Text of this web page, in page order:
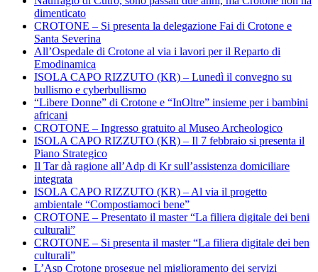
dimenticato
CROTONE – Si presenta la delegazione Fai di Crotone e
Santa Severina
All’Ospedale di Crotone al via i lavori per il Reparto di
Emodinamica
ISOLA CAPO RIZZUTO (KR) – Lunedì il convegno su
bullismo e cyberbullismo
“Libere Donne” di Crotone e “InOltre” insieme per i bambini
africani
CROTONE – Ingresso gratuito al Museo Archeologico
ISOLA CAPO RIZZUTO (KR) – Il 7 febbraio si presenta il
Piano Strategico
Il Tar dà ragione all’Adp di Kr sull’assistenza domiciliare
integrata
ISOLA CAPO RIZZUTO (KR) – Al via il progetto
ambientale “Compostiamoci bene”
CROTONE – Presentato il master “La filiera digitale dei beni
culturali”
CROTONE – Si presenta il master “La filiera digitale dei ben
culturali”
L’Asp Crotone prosegue nel miglioramento dei servizi